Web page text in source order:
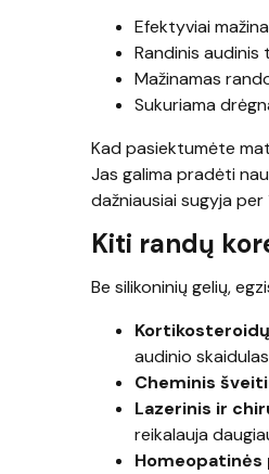
Efektyviai
Randinis audinis
Mažinamas
Sukuriama
Kad pasiektumėte
Jas galima pradėti
dažniausiai sugyja
Kiti randų
Be silikoninių gelių,
audinio
Cheminis
Lazerinis ir
reikalauja
Homeopatinės